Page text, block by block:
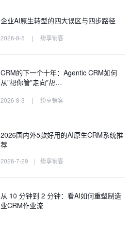
企业AI原生转型的四大误区与四步路径
2026-8-5 | 纷享销客
CRM的下一个十年：Agentic CRM如何
从"帮你管"走向"帮…
2026-8-3 | 纷享销客
2026国内外5款好用的AI原生CRM系统推
荐
2026-7-29 | 纷享销客
从 10 分钟到 2 分钟：看AI如何重塑制造
业CRM作业流